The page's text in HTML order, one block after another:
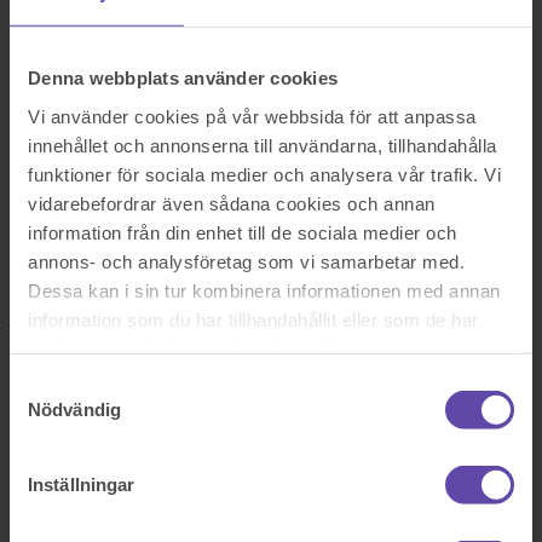
Denna webbplats använder cookies
Vi använder cookies på vår webbsida för att anpassa
innehållet och annonserna till användarna, tillhandahålla
funktioner för sociala medier och analysera vår trafik. Vi
vidarebefordrar även sådana cookies och annan
information från din enhet till de sociala medier och
annons- och analysföretag som vi samarbetar med.
Dessa kan i sin tur kombinera informationen med annan
information som du har tillhandahållit eller som de har
Nödvändig
Inställningar
Sök efter en fråga
Se alla frågor Se alla frågor
Vattenskador orsakade av
tidigare ägare
Jag köpte en lägenhet som visade sig vara helt vattenskadad. Nu har
jag fått en faktura från föreningen där de vill att jag betalar deras
Se alla frågor Boka tid med jurist
På kontor, telefon eller onlinemöte